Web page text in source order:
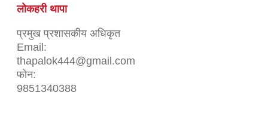
लोकहरी थापा
प्रमुख प्रशासकीय अधिकृत
Email:
thapalok444@gmail.com
फोन:
9851340388